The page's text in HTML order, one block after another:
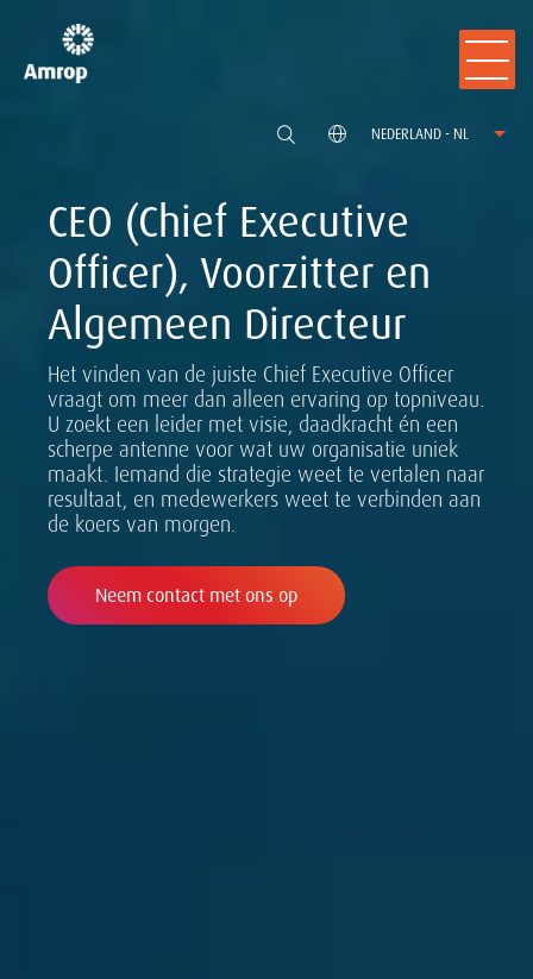
NEDERLAND - NL
CEO (Chief Executive
Officer), Voorzitter en
Algemeen Directeur
Het vinden van de juiste Chief Executive Officer
vraagt om meer dan alleen ervaring op topniveau.
U zoekt een leider met visie, daadkracht én een
scherpe antenne voor wat uw organisatie uniek
maakt. Iemand die strategie weet te vertalen naar
resultaat, en medewerkers weet te verbinden aan
de koers van morgen.
Neem contact met ons op